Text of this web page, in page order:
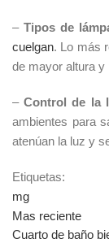
– Tipos de
cuelgan. Lo más
de mayor altura y
–Control de la
ambientes para
atenúan la luz y
Etiquetas:
mg
Mas reciente
Cuarto de baño